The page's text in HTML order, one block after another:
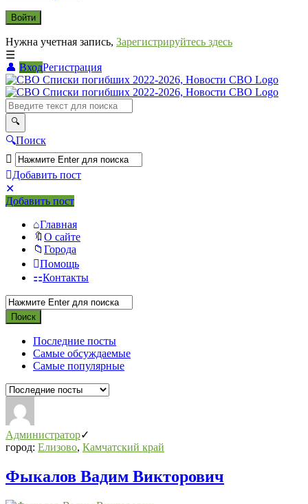
Нужна учетная запись, Зарегистрируйтесь здесь
ВходРегистрация
СВО
Списки
погибших
2022-
2026,
Новости
СВО
Поиск
Добавить пост
Мобильное
меню
Добавить пост
Главная
О сайте
Города
Помощь
Контакты
Последние посты
Самые обсуждаемые
Самые популярные
Администратор
город: Елизово, Камчатский край
Фыкалов Вадим Викторович